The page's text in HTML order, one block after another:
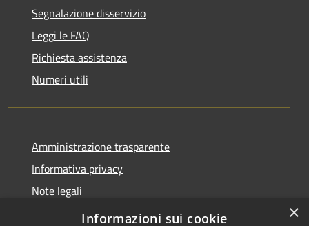
Segnalazione disservizio
Leggi le FAQ
Richiesta assistenza
Numeri utili
Amministrazione trasparente
Informativa privacy
Note legali
Dichiarazione di accessibilità
×
Informazioni sui cookie